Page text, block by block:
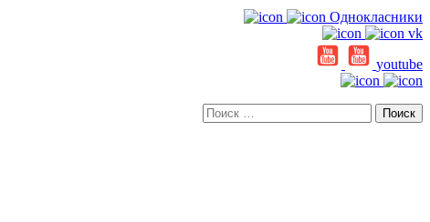
Однокласники
vk
youtube
Искать: